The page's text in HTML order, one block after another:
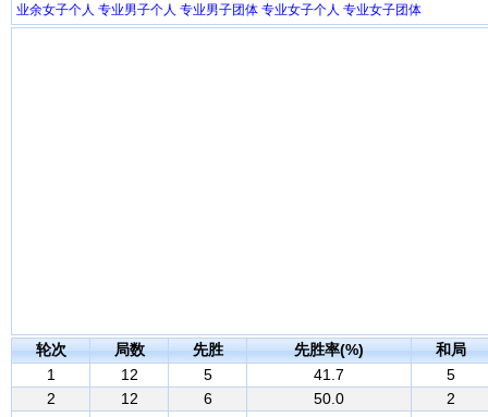
业余女子个人 专业男子个人 专业男子团体 专业女子个人 专业女子团体
轮次 局数 先胜 先胜率(%)
和局
1
12 5 41.7
5
2
12 6 50.0
2